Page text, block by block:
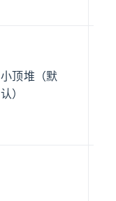
小顶堆（默
认）